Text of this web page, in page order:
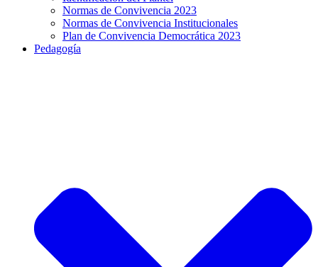
Normas de Convivencia 2023
Normas de Convivencia Institucionales
Plan de Convivencia Democrática 2023
Pedagogía